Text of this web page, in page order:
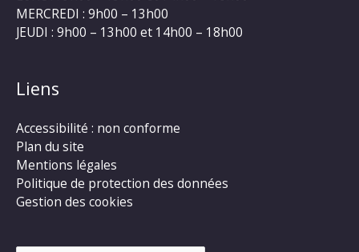
MERCREDI : 9h00 – 13h00
JEUDI : 9h00 – 13h00 et 14h00 – 18h00
Liens
Accessibilité : non conforme
Plan du site
Mentions légales
Politique de protection des données
Gestion des cookies